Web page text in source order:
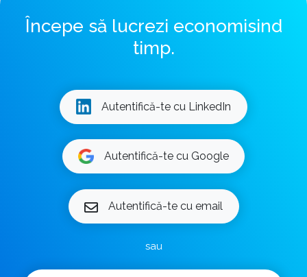
Începe să lucrezi economisind
timp.
Autentifică-te cu LinkedIn
Autentifică-te cu Google
Autentifică-te cu email
sau